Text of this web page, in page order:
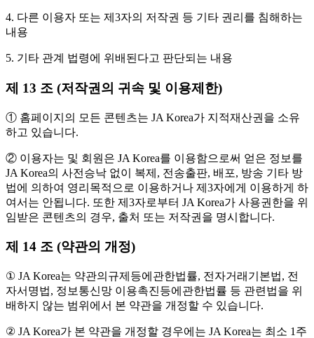
4. 다른 이용자 또는 제3자의 저작권 등 기타 권리를 침해하는
내용
5. 기타 관계 법령에 위배된다고 판단되는 내용
제 13 조 (저작권의 귀속 및 이용제한)
① 홈페이지의 모든 콘텐츠는 JA Korea가 지적재산권을 소유
하고 있습니다.
② 이용자는 및 회원은 JA Korea를 이용함으로써 얻은 정보를
JA Korea의 사전승낙 없이 복제, 전송출판, 배포, 방송 기타 방
법에 의하여 영리목적으로 이용하거나 제3자에게 이용하게 하
여서는 안됩니다. 또한 제3자로부터 JA Korea가 사용권한을 위
임받은 콘텐츠의 경우, 출처 또는 저작권을 명시합니다.
제 14 조 (약관의 개정)
① JA Korea는 약관의규제등에관한법률, 전자거래기본법, 전
자서명법, 정보통신망 이용촉진등에관한법률 등 관련법을 위
배하지 않는 범위에서 본 약관을 개정할 수 있습니다.
② JA Korea가 본 약관을 개정할 경우에는 JA Korea는 최소 1주